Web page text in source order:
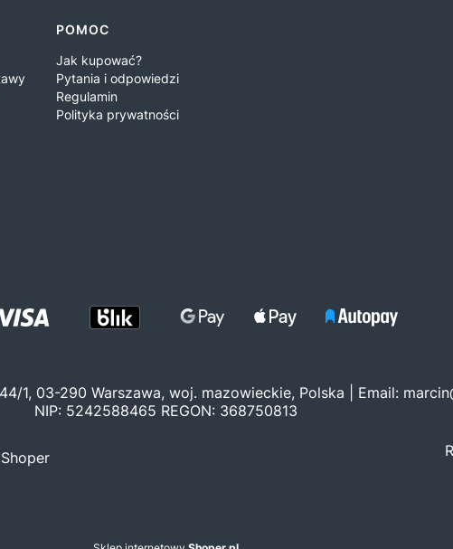
POMOC
Jak kupować?
Pytania i odpowiedzi
Regulamin
Polityka prywatności
1, 03-290 Warszawa, woj. mazowieckie, Polska | Email:
NIP: 5242588465 REGON: 368750813